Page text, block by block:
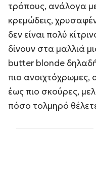
τρόπους, ανάλογα
κρεμώδεις,
δεν είναι πολύ
δίνουν στα μαλλιά
butter blonde
πιο ανοιχτόχρωμες,
έως πιο σκούρες,
πόσο τολμηρό